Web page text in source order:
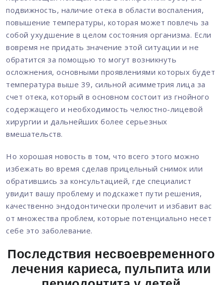
подвижность, наличие отека в области воспаления,
повышение температуры, которая может повлечь за
собой ухудшение в целом состояния организма. Если
вовремя не придать значение этой ситуации и не
обратится за помощью то могут возникнуть
осложнения, основными проявлениями которых будет
температура выше 39, сильной асимметрия лица за
счет отека, который в основном состоит из гнойного
содержащего и необходимость челюстно-лицевой
хирургии и дальнейших более серьезных
вмешательств.
Но хорошая новость в том, что всего этого можно
избежать во время сделав прицельный снимок или
обратившись за консультацией, где специалист
увидит вашу проблему и подскажет пути решения,
качественно эндодонтически пролечит и избавит вас
от множества проблем, которые потенциально несет
себе это заболевание.
Последствия несвоевременного
лечения кариеса, пульпита или